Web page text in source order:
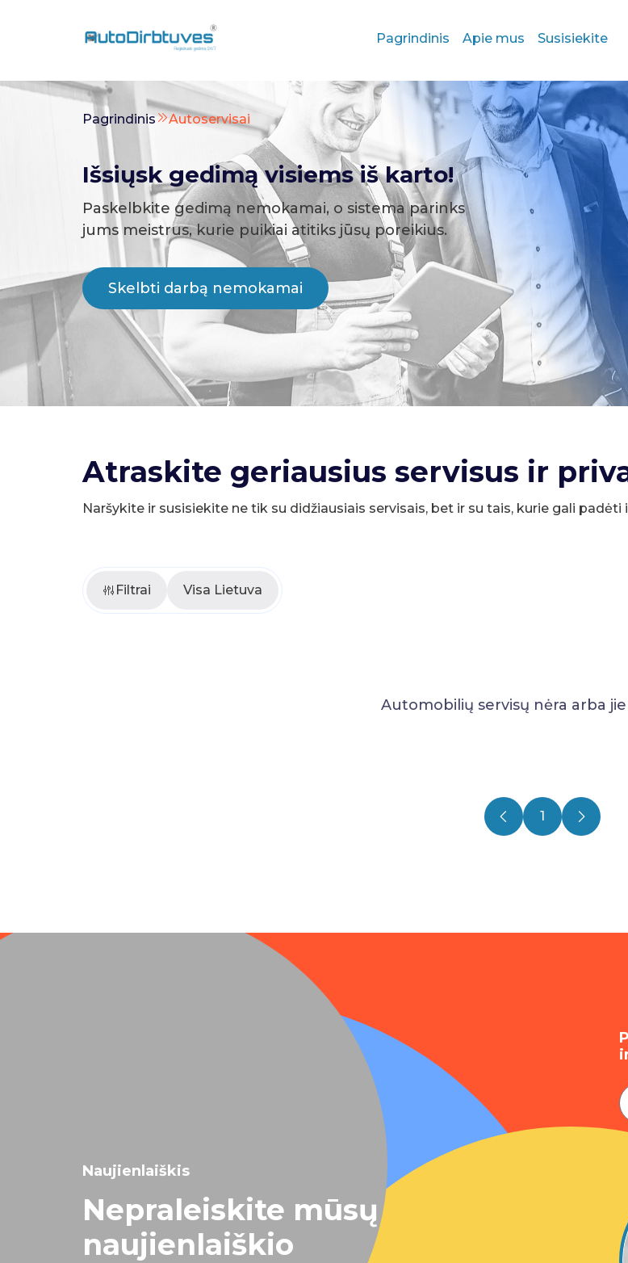
Pagrindinis Apie mus Susisiekite
Pagrindinis Autoservisai
Išsiųsk gedimą visiems iš karto!
Paskelbkite gedimą nemokamai, o sistema parinks
jums meistrus, kurie puikiai atitiks jūsų poreikius.
Skelbti darbą nemokamai
Atraskite geriausius servisus ir
Naršykite ir susisiekite ne tik su didžiausiais servisais, bet ir su tais, kurie gali
Filtrai Visa Lietuva
Automobilių servisų nėra arba
1
Naujienlaiškis
Nepraleiskite mūsų
naujienlaiškio